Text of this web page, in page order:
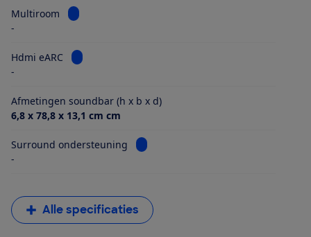
Multiroom
Bekijk informatie voor Multiroom
-
Hdmi eARC
Bekijk informatie voor Hdmi eARC
-
Afmetingen soundbar (h x b x d)
6,8 x 78,8 x 13,1 cm cm
Surround ondersteuning
Bekijk informatie voor Surround
-
Alle specificaties